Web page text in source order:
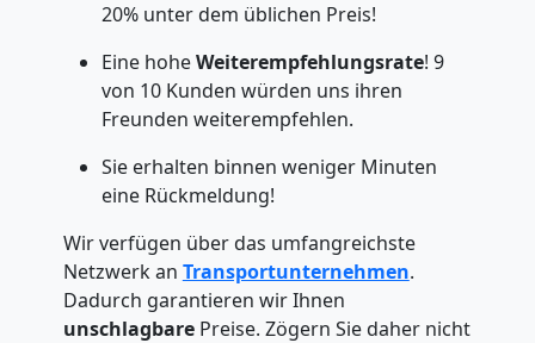
20% unter dem üblichen Preis!
Eine hoheWeiterempfehlungsrate! 9
von 10 Kunden würden uns ihren
Freunden weiterempfehlen.
Sie erhalten binnen weniger Minuten
eine Rückmeldung!
Wir verfügen über das umfangreichste
Netzwerk an Transportunternehmen.
Dadurch garantieren wir Ihnen
unschlagbare Preise. Zögern Sie daher nicht